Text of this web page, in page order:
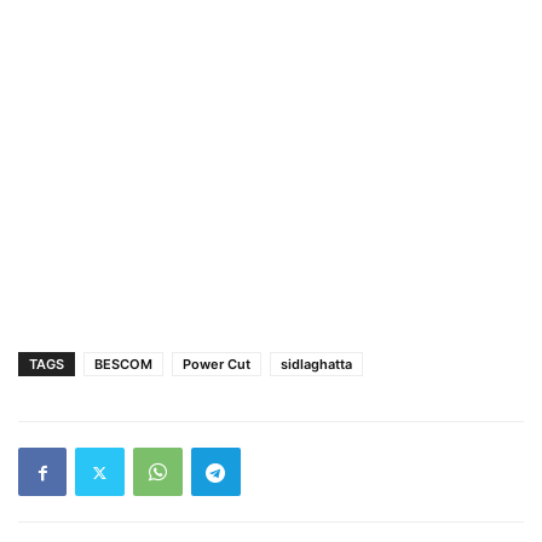
TAGS BESCOM Power Cut sidlaghatta